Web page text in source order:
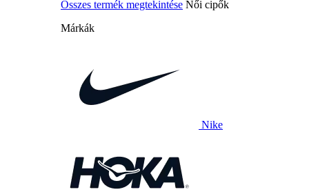
Összes termék megtekintése Női cipők
Márkák
Nike